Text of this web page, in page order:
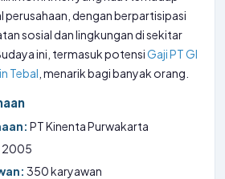
perusahaan, dengan berpartisipasi
sosial dan lingkungan di sekitar
ini, termasuk potensiGaji PT GI
Tebal , menarik bagi banyak orang.
PT Kinenta Purwakarta
2005
350 karyawan